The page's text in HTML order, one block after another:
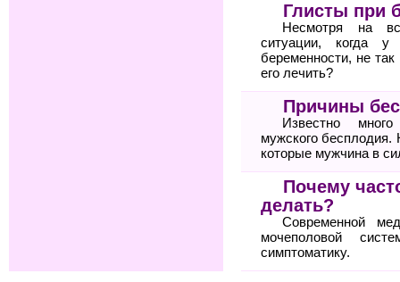
Глисты при
Несмотря на
ситуации, когда
беременности, не
его лечить?
Причины
Известно
мужского бесплодия.
которые мужчина в
Почему
делать?
Современной
мочеполовой
симптоматику.